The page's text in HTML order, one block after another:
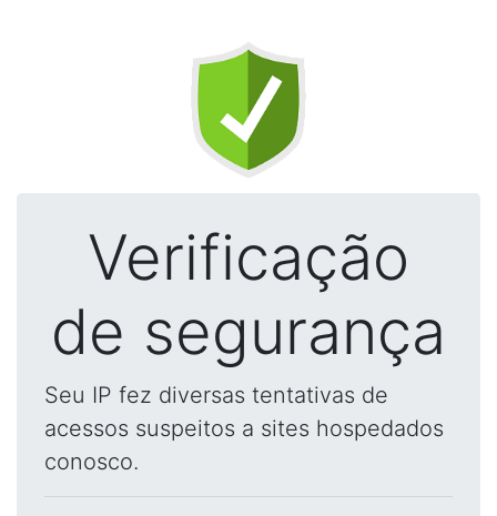
Verificação
de segurança
Seu IP fez diversas tentativas de
acessos suspeitos a sites hospedados
conosco.